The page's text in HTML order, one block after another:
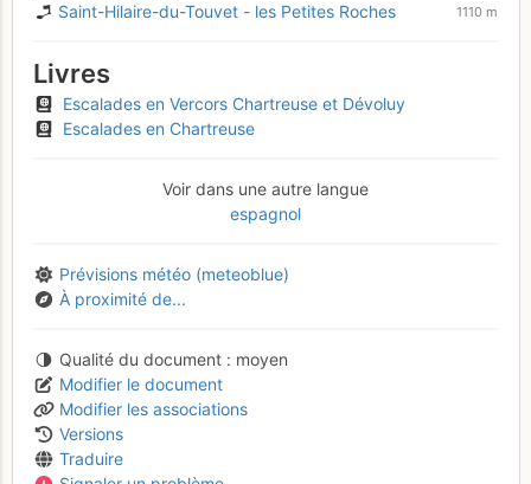
Saint-Hilaire-du-Touvet - les Petites Roches 1110 m
Livres
Escalades en Vercors Chartreuse et Dévoluy
Escalades en Chartreuse
Voir dans une autre langue
espagnol
Prévisions météo (meteoblue)
À proximité de...
Qualité du document
moyen
Modifier le document
Modifier les associations
Versions
Traduire